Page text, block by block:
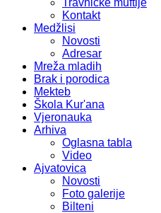
Travničke muftije
Kontakt
Medžlisi
Novosti
Adresar
Mreža mladih
Brak i porodica
Mekteb
Škola Kur'ana
Vjeronauka
Arhiva
Oglasna tabla
Video
Ajvatovica
Novosti
Foto galerije
Bilteni